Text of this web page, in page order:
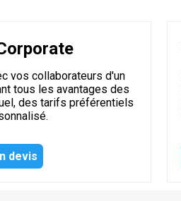
vos collaborateurs d'un
tous les avantages des
des tarifs préférentiels
devis